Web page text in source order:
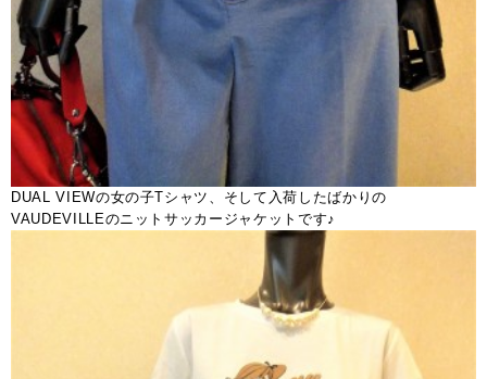
DUAL VIEWの女の子Tシャツ、そして入荷したばかりの
VAUDEVILLEのニットサッカージャケットです♪